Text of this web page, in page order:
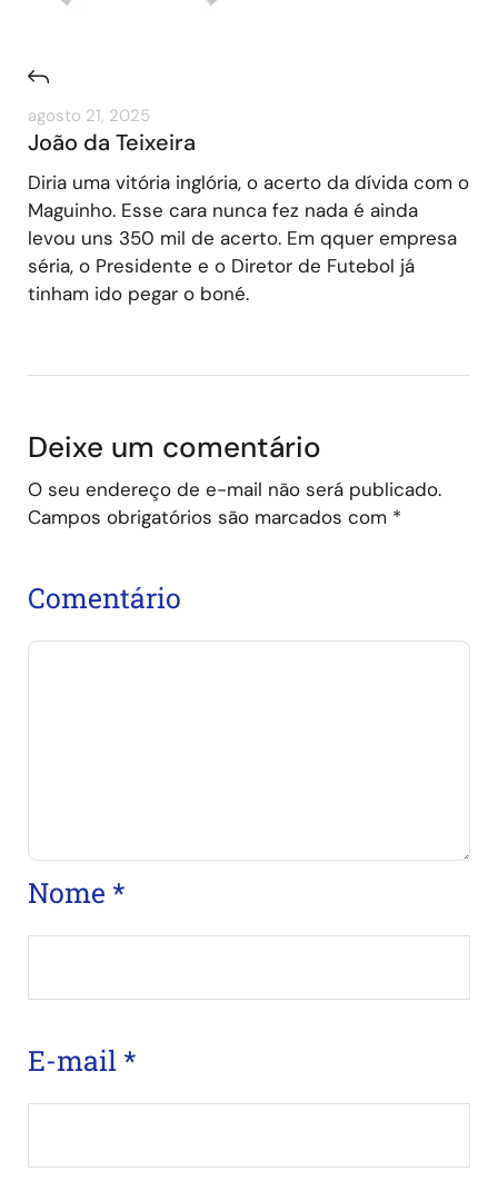
agosto 21, 2025
João da Teixeira
Diria uma vitória inglória, o acerto da dívida com o
Maguinho. Esse cara nunca fez nada é ainda
levou uns 350 mil de acerto. Em qquer empresa
séria, o Presidente e o Diretor de Futebol já
tinham ido pegar o boné.
Deixe um comentário
O seu endereço de e-mail não será publicado.
Campos obrigatórios são marcados com *
Comentário
Nome *
E-mail *